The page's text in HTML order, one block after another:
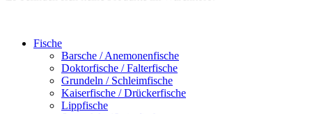
Fische
Barsche / Anemonenfische
Doktorfische / Falterfische
Grundeln / Schleimfische
Kaiserfische / Drückerfische
Lippfische